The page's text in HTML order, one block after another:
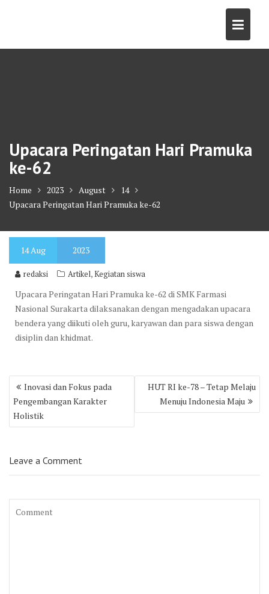
Upacara Peringatan Hari Pramuka
ke-62
Home 2023 August
14
Upacara Peringatan Hari Pramuka ke-62
14Aug 2023
redaksi Artikel,Kegiatan siswa
Upacara Peringatan Hari Pramuka ke-62 di SMK Farmasi
Nasional Surakarta dilaksanakan dengan mengadakan upacara
bendera yang diikuti oleh guru, karyawan dan para siswa dengan
disiplin dan khidmat.
Post
navigation
Inovasi dan Fokus pada
Pengembangan Karakter
Holistik
HUT RI ke-78 – Tetap Melaju
Menuju Indonesia Maju
Leave a Comment